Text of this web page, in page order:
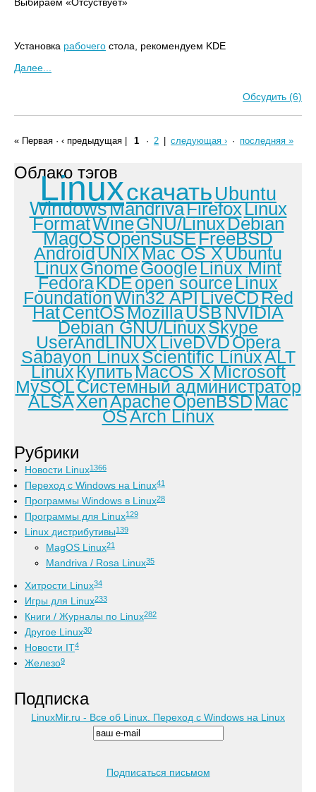
Установка рабочего стола, рекомендуем KDE
Далее...
Обсудить (6)
« Первая · ‹ предыдущая 1 · 2 следующая › · последняя »
Облако тэгов
Linuxскачать Ubuntu
WindowsMandrivaFirefoxLinux
FormatWineGNU/LinuxDebian
MagOSOpenSuSEFreeBSD
AndroidUNIXMac OS XUbuntu
LinuxGnomeGoogleLinux Mint
FedoraKDEopen sourceLinux
FoundationWin32 APILiveCDRed
HatCentOSMozillaUSBNVIDIA
Debian GNU/LinuxSkype
UserAndLINUXLiveDVDOpera
Sabayon LinuxScientific LinuxALT
LinuxКупитьMacOS XMicrosoft
MySQLСистемный администратор
ALSAXenApacheOpenBSDMac
OSArch Linux
Рубрики
Новости Linux1366
Переход с Windows на Linux41
Программы Windows в Linux28
Программы для Linux129
Linux дистрибутивы139
MagOS Linux21
Mandriva / Rosa Linux35
Хитрости Linux34
Игры для Linux233
Книги / Журналы по Linux282
Другое Linux30
Новости IT4
Железо9
Подписка
LinuxMir.ru - Все об Linux. Переход с Windows на Linux
Подписаться письмом